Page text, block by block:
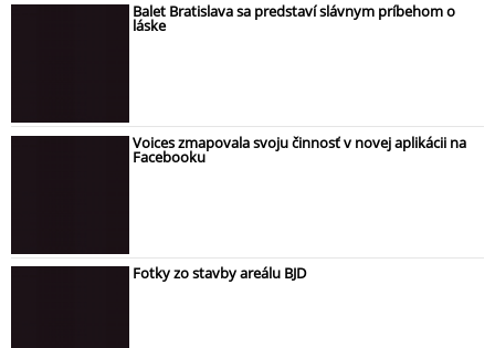
Balet Bratislava sa predstaví slávnym príbehom o
láske
Voices zmapovala svoju činnosť v novej aplikácii na
Facebooku
Fotky zo stavby areálu BJD